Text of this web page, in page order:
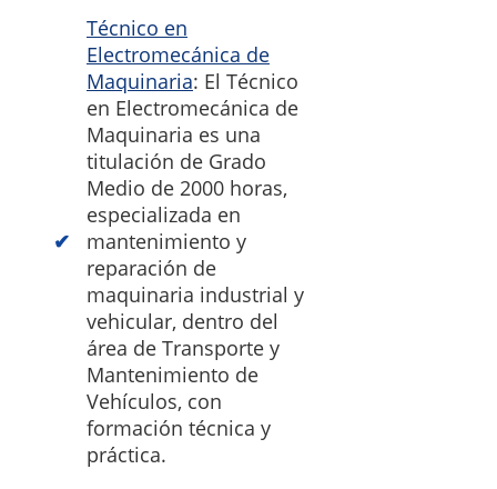
Técnico en
Electromecánica de
Maquinaria: El Técnico
en Electromecánica de
Maquinaria es una
titulación de Grado
Medio de 2000 horas,
especializada en
mantenimiento y
reparación de
maquinaria industrial y
vehicular, dentro del
área de Transporte y
Mantenimiento de
Vehículos, con
formación técnica y
práctica.